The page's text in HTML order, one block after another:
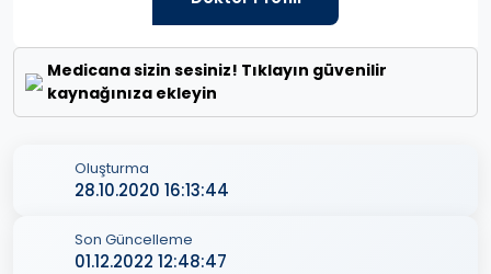
Medicana sizin sesiniz! Tıklayın güvenilir
kaynağınıza ekleyin
Oluşturma
28.10.2020 16:13:44
Son Güncelleme
01.12.2022 12:48:47